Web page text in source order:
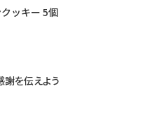
ッキー 5個
を伝えよう